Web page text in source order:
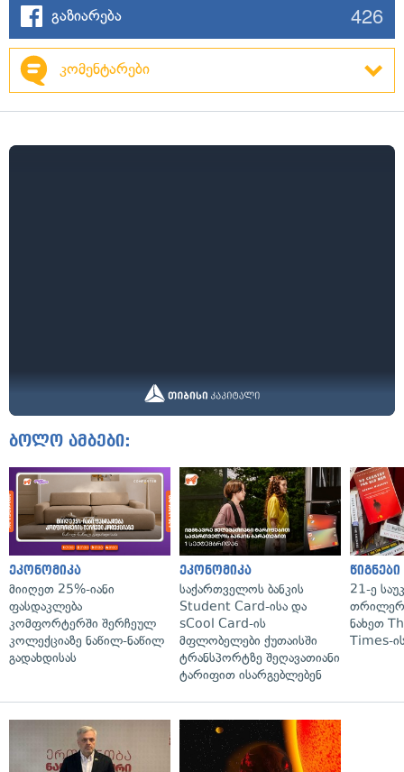
გაზიარება 426
კომენტარები
ბოლო ამბები:
ეკონომიკა
მიიღეთ 25%-იანი
ფასდაკლება
კომფორტერში შერჩეულ
კოლექციაზე ნაწილ-ნაწილ
გადახდისას
ეკონომიკა
საქართველოს ბანკის
Student Card-ისა და
sCool Card-ის
მფლობელები ქუთაისში
ტრანსპორტზე შეღავათიანი
ტარიფით ისარგებლებენ
წიგნები
21-ე
ნახეთ
Times-